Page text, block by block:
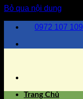
Bỏ qua nội dung
0972 107 109
Trang Chủ